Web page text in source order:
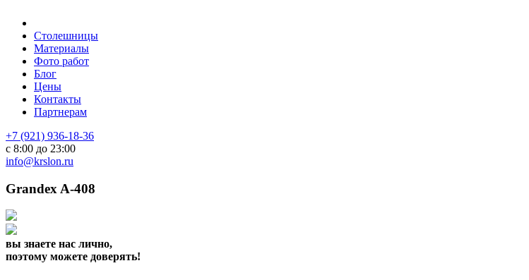
Столешницы
Материалы
Фото работ
Блог
Цены
Контакты
Партнерам
+7 (921) 936-18-36
с 8:00 до 23:00
info@krslon.ru
Grandex A-408
вы знаете нас лично,
поэтому можете доверять!